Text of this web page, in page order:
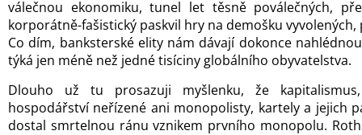
válečnou ekonomiku, tunel let těsně poválečných,
korporátně-fašistický paskvil hry na demošku
Co dím, banksterské elity nám dávají dokonce
týká jen méně než jedné tisíciny globálního obyvatelstva.
Dlouho už tu prosazuji myšlenku, že
hospodářství neřízené ani monopolisty, kartely a jejich
dostal smrtelnou ránu vznikem prvního monopolu.